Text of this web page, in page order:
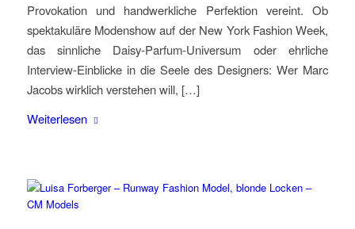
Provokation und handwerkliche Perfektion vereint. Ob
spektakuläre Modenshow auf der New York Fashion Week,
das sinnliche Daisy-Parfum-Universum oder ehrliche
Interview-Einblicke in die Seele des Designers: Wer Marc
Jacobs wirklich verstehen will, […]
Weiterlesen